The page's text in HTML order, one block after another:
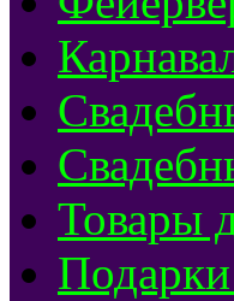
Товары